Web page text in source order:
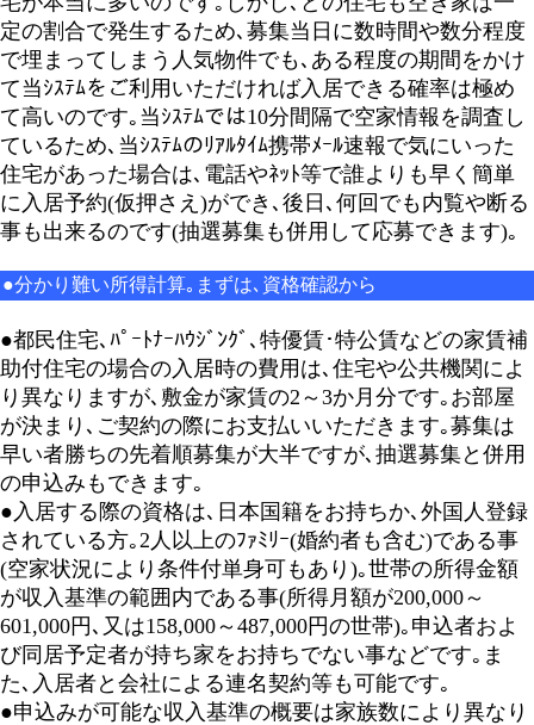
定の割合で発生するため､募集当日に数時間や数分程度
で埋まってしまう人気物件でも､ある程度の期間をかけ
て当ｼｽﾃﾑをご利用いただければ入居できる確率は極め
て高いのです｡当ｼｽﾃﾑでは10分間隔で空家情報を調査し
ているため､当ｼｽﾃﾑのﾘｱﾙﾀｲﾑ携帯ﾒｰﾙ速報で気にいった
住宅があった場合は､電話やﾈｯﾄ等で誰よりも早く簡単
に入居予約(仮押さえ)ができ､後日､何回でも内覧や断る
事も出来るのです(抽選募集も併用して応募できます)｡
●分かり難い所得計算｡まずは､資格確認から
●都民住宅､ﾊﾟｰﾄﾅｰﾊｳｼﾞﾝｸﾞ､特優賃･特公賃などの家賃補
助付住宅の場合の入居時の費用は､住宅や公共機関によ
り異なりますが､敷金が家賃の2～3か月分です｡お部屋
が決まり､ご契約の際にお支払いいただきます｡募集は
早い者勝ちの先着順募集が大半ですが､抽選募集と併用
の申込みもできます｡
●入居する際の資格は､日本国籍をお持ちか､外国人登録
されている方｡2人以上のﾌｧﾐﾘｰ(婚約者も含む)である事
(空家状況により条件付単身可もあり)｡世帯の所得金額
が収入基準の範囲内である事(所得月額が200,000～
601,000円､又は158,000～487,000円の世帯)｡申込者およ
び同居予定者が持ち家をお持ちでない事などです｡ま
た､入居者と会社による連名契約等も可能です｡
●申込みが可能な収入基準の概要は家族数により異なり